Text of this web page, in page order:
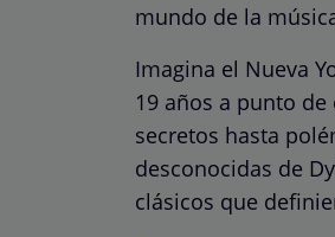
mundo de la
Imagina el Nueva
19 años a punto
secretos hasta
desconocidas de
clásicos que